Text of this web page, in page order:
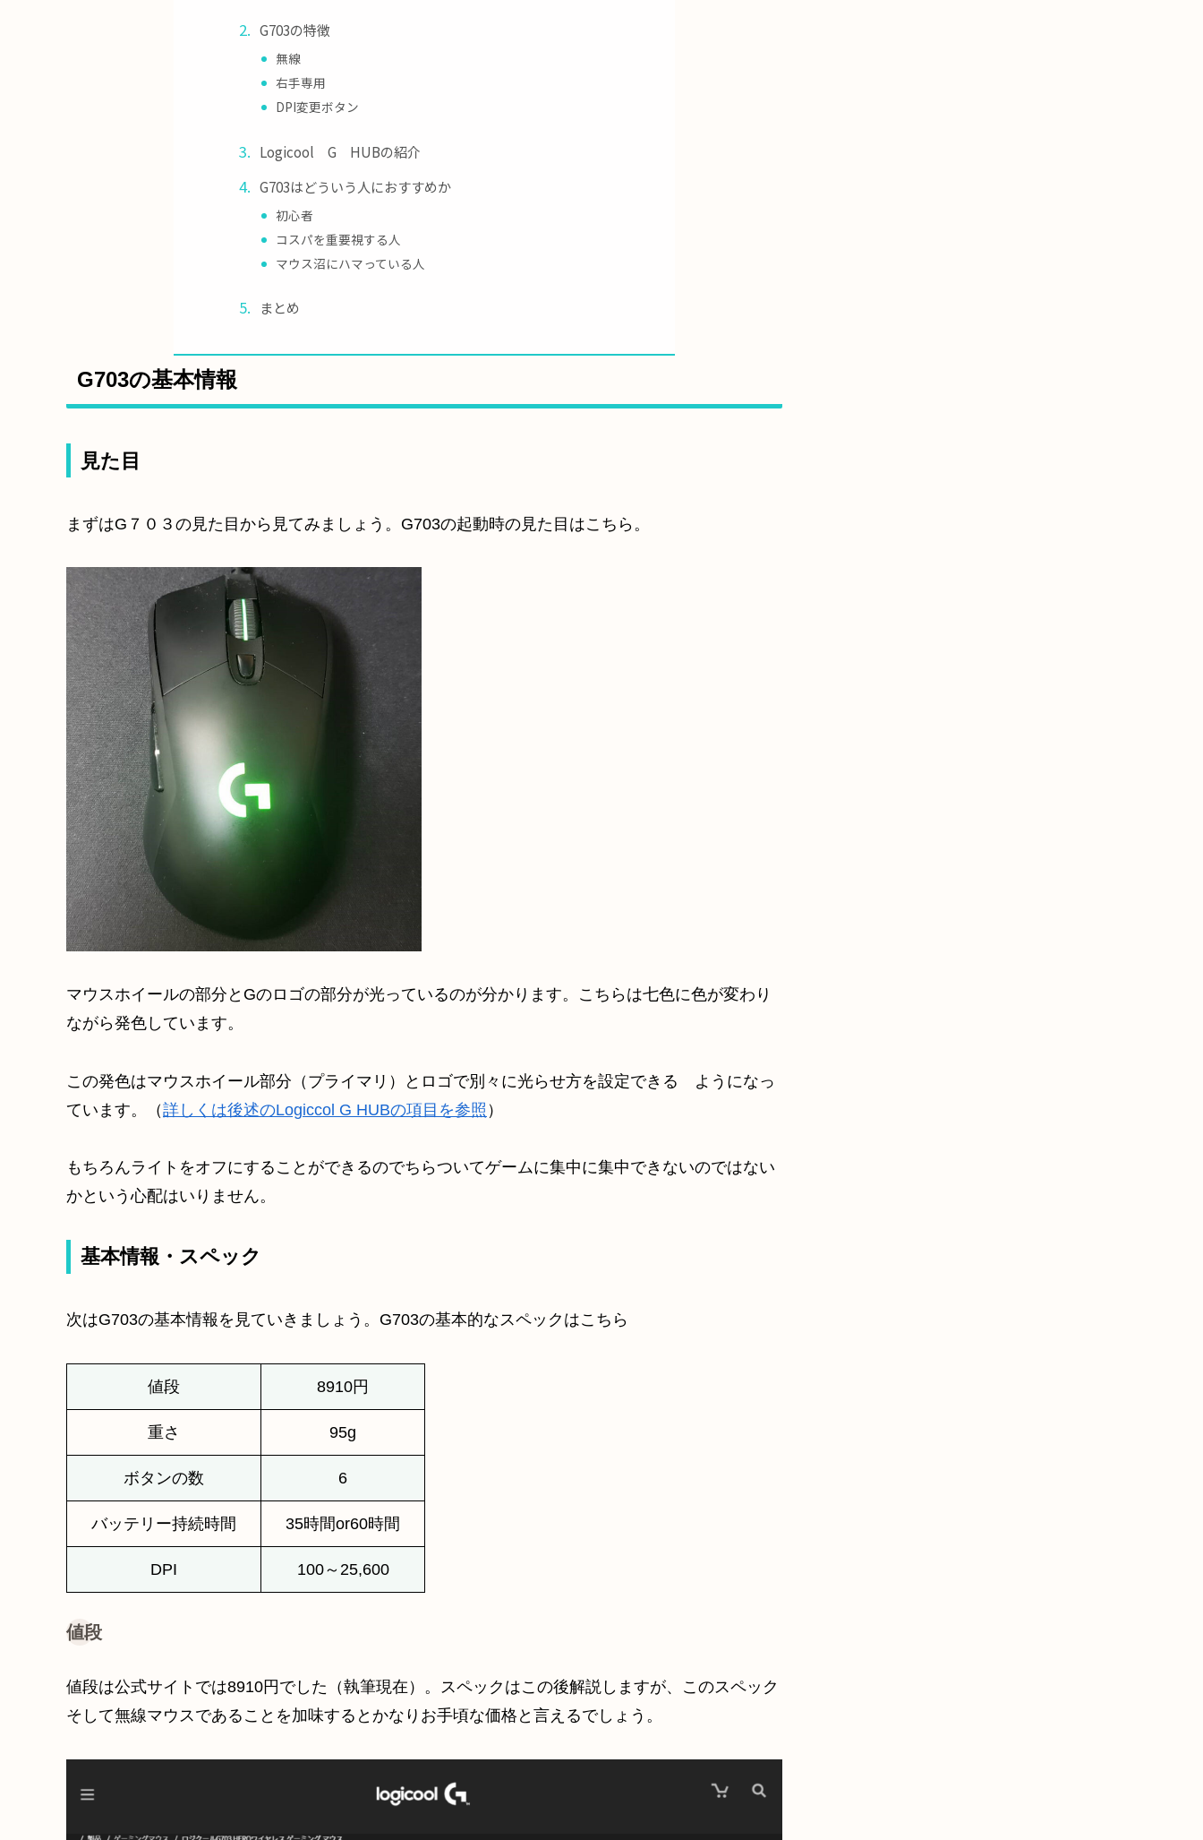
G703の特徴
無線
右手専用
DPI変更ボタン
Logicool G HUBの紹介
G703はどういう人におすすめか
初心者
コスパを重要視する人
マウス沼にハマっている人
まとめ
G703の基本情報
見た目
まずはG７０３の見た目から見てみましょう。G703の起動時の見た目はこちら。
マウスホイールの部分とGのロゴの部分が光っているのが分かります。こちらは七色に色が変わり
ながら発色しています。
この発色はマウスホイール部分（プライマリ）とロゴで別々に光らせ方を設定できる ようになっ
ています。（詳しくは後述のLogiccol G HUBの項目を参照 ）
もちろんライトをオフにすることができるのでちらついてゲームに集中に集中できないのではない
かという心配はいりません。
基本情報・スペック
次はG703の基本情報を見ていきましょう。G703の基本的なスペックはこちら
値段 8910円
重さ 95g
ボタンの数 6
バッテリー持続時間 35時間or60時間
DPI 100～25,600
値段
値段は公式サイトでは8910円でした（執筆現在）。スペックはこの後解説しますが、このスペック
そして無線マウスであることを加味するとかなりお手頃な価格と言えるでしょう。